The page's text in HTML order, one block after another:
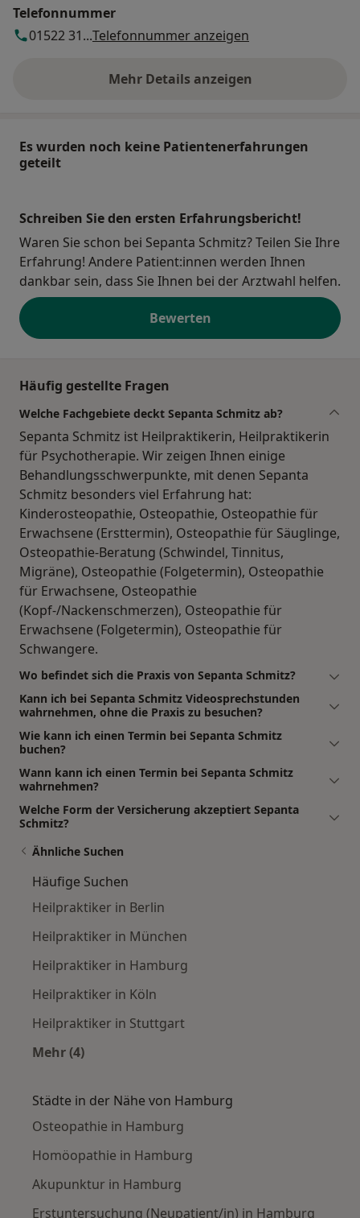
Telefonnummer
01522 31...Telefonnummer anzeigen
Mehr Details anzeigen
über die Adresse
Es wurden noch keine Patientenerfahrungen
geteilt
Schreiben Sie den ersten Erfahrungsbericht!
Waren Sie schon bei Sepanta Schmitz? Teilen Sie Ihre
Erfahrung! Andere Patient:innen werden Ihnen
dankbar sein, dass Sie Ihnen bei der Arztwahl helfen.
Bewerten
Häufig gestellte Fragen
Welche Fachgebiete deckt Sepanta Schmitz ab?
Sepanta Schmitz ist Heilpraktikerin, Heilpraktikerin
für Psychotherapie. Wir zeigen Ihnen einige
Behandlungsschwerpunkte, mit denen Sepanta
Schmitz besonders viel Erfahrung hat:
Kinderosteopathie, Osteopathie, Osteopathie für
Erwachsene (Ersttermin), Osteopathie für Säuglinge,
Osteopathie-Beratung (Schwindel, Tinnitus,
Migräne), Osteopathie (Folgetermin), Osteopathie
für Erwachsene, Osteopathie
(Kopf-/Nackenschmerzen), Osteopathie für
Erwachsene (Folgetermin), Osteopathie für
Schwangere.
Wo befindet sich die Praxis von Sepanta Schmitz?
Kann ich bei Sepanta Schmitz Videosprechstunden
wahrnehmen, ohne die Praxis zu besuchen?
Wie kann ich einen Termin bei Sepanta Schmitz
buchen?
Wann kann ich einen Termin bei Sepanta Schmitz
wahrnehmen?
Welche Form der Versicherung akzeptiert Sepanta
Schmitz?
Ähnliche Suchen
Häufige Suchen
Heilpraktiker in Berlin
Heilpraktiker in München
Heilpraktiker in Hamburg
Heilpraktiker in Köln
Heilpraktiker in Stuttgart
Mehr (4)
Städte in der Nähe von Hamburg
Osteopathie in Hamburg
Homöopathie in Hamburg
Akupunktur in Hamburg
Erstuntersuchung (Neupatient/in) in Hamburg